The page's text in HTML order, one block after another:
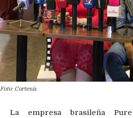
Foto: Cortesía
La empresa brasileña